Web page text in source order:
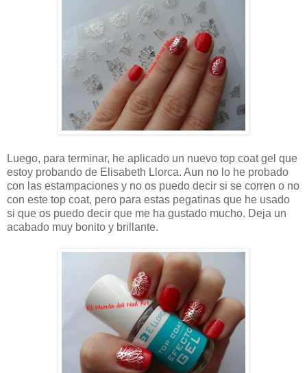
Luego, para terminar, he aplicado un nuevo top coat gel que
estoy probando de Elisabeth Llorca. Aun no lo he probado
con las estampaciones y no os puedo decir si se corren o no
con este top coat, pero para estas pegatinas que he usado
si que os puedo decir que me ha gustado mucho. Deja un
acabado muy bonito y brillante.